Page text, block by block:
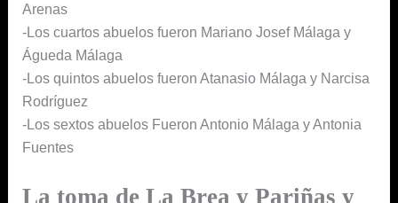
Arenas
-Los cuartos abuelos fueron Mariano Josef Málaga y
Águeda Málaga
-Los quintos abuelos fueron Atanasio Málaga y Narcisa
Rodríguez
-Los sextos abuelos Fueron Antonio Málaga y Antonia
Fuentes
La toma de La Brea y Pariñas y